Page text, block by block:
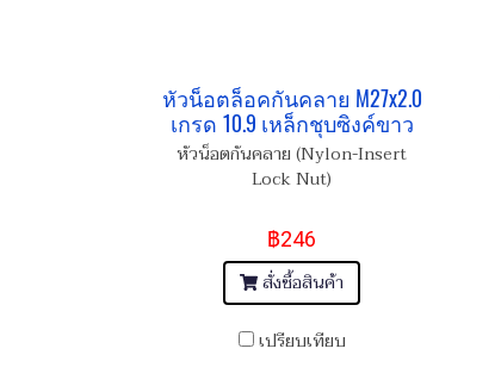
หัวน็อตล็อคกันคลาย M27x2.0
เกรด 10.9 เหล็กชุบซิงค์ขาว
หัวน็อตกันคลาย (Nylon-Insert
Lock Nut)
฿246
สั่งซื้อสินค้า
เปรียบเทียบ